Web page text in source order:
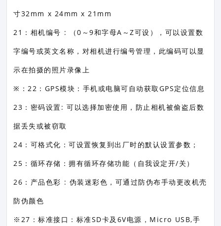
寸32mm x 24mm x 21mm
21：相机编号 : （0～9和字母A～Z可设），可以设置数
字编号或英文名称，对相机进行编号管理，此编码可以显
示在拍摄的照片录像上
※：22：GPS模块：手机或电脑可自动获取GPS定位信息
23：密码设置: 可以选择加密使用，防止相机被偷盗后数
据丢失或被窃取
24：可格式化：可设置恢复到出厂时的默认设置参数；
25：循环存储：拥有循环存储功能（自我设定开/关）
26：产品色彩 : 伪装迷彩色，可通过防伪布手动更改机壳
防伪颜色
※27：标准接口：标准SD卡及6V电源，Micro USB,手